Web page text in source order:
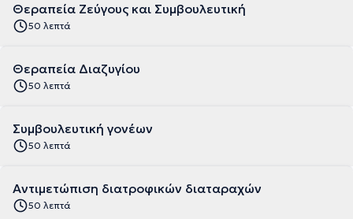
Θεραπεία Ζεύγους και Συμβουλευτική
50 λεπτά
Θεραπεία Διαζυγίου
50 λεπτά
Συμβουλευτική γονέων
50 λεπτά
Αντιμετώπιση διατροφικών διαταραχών
50 λεπτά